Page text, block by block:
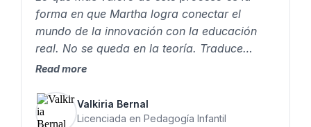
forma en que Martha logra conectar el
mundo de la innovación con la educación
real. No se queda en la teoría. Traduce
herramientas complejas en algo que como
propio. Eso me permitió pasar de entender
conceptos…a crear experiencias educativas
Read more
Valkiria Bernal
Licenciada en Pedagogía Infantil